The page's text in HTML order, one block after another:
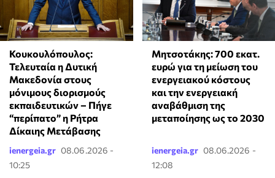
Κουκουλόπουλος:
Τελευταία η Δυτική
Μακεδονία στους
μόνιμους διορισμούς
εκπαιδευτικών – Πήγε
“περίπατο” η Ρήτρα
Δίκαιης Μετάβασης
ienergeia.gr 08.06.2026 -
10:25
Μητσοτάκης: 700 εκατ.
ευρώ για τη μείωση του
ενεργειακού κόστους
και την ενεργειακή
αναβάθμιση της
μεταποίησης ως το 2030
ienergeia.gr 08.06.2026 -
12:08